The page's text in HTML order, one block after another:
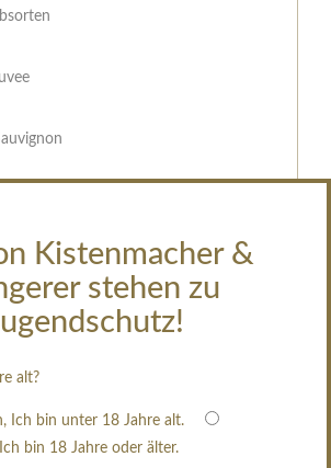
Kistenmacher &
stehen zu
alt?
Ich bin unter 18 Jahre alt.
bin 18 Jahre oder älter.